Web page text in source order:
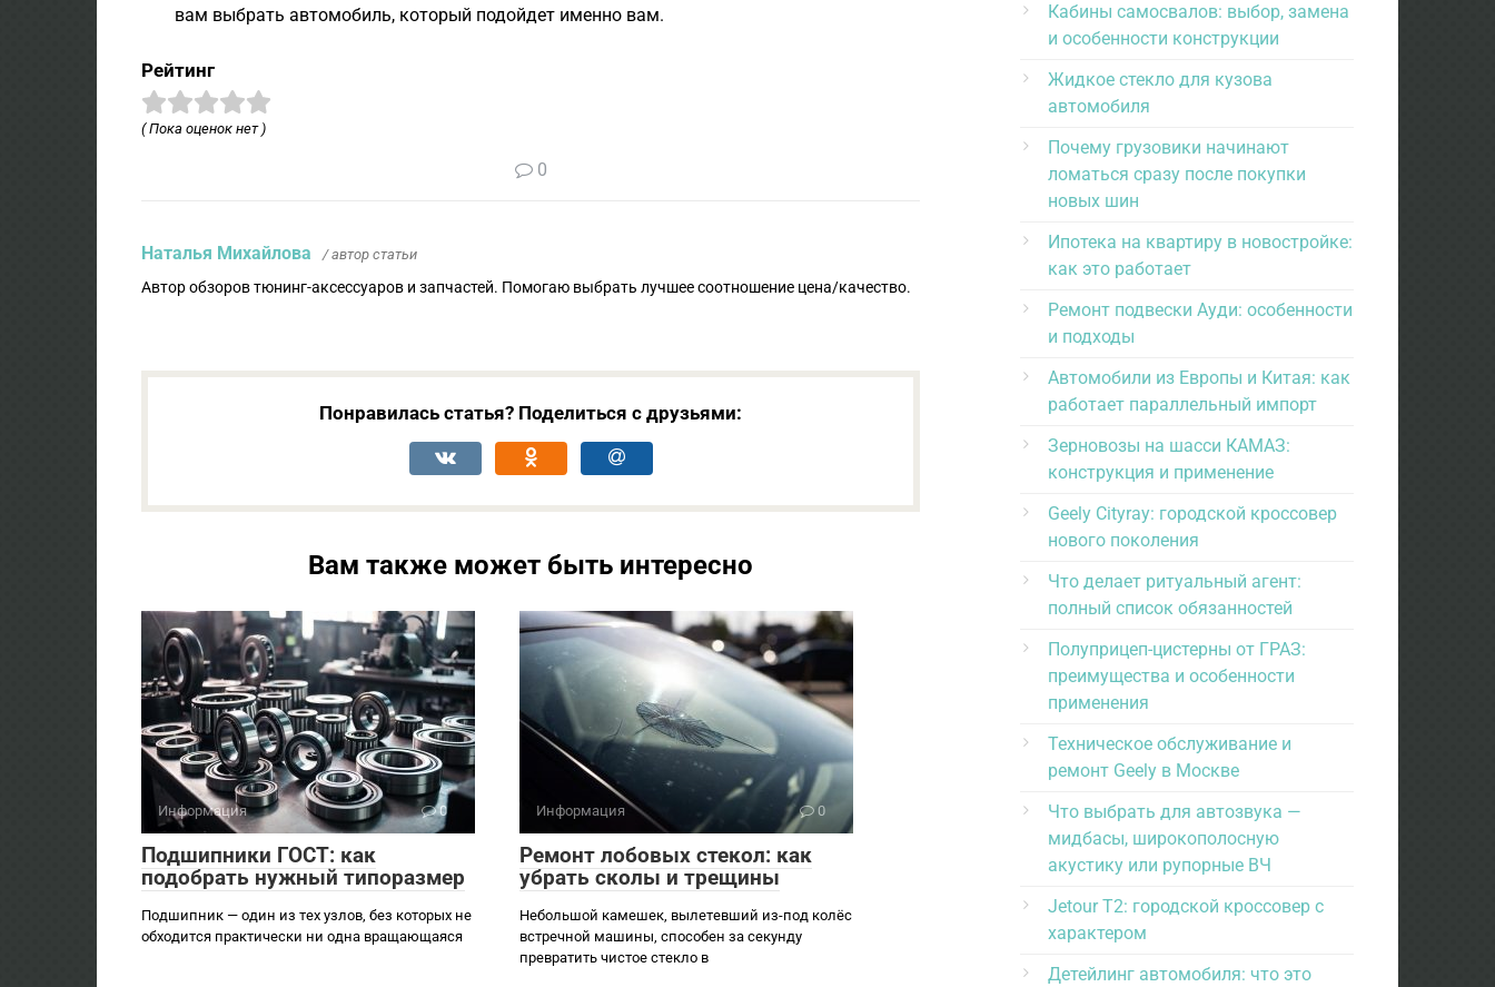
вам выбрать автомобиль, который подойдет именно вам.
Рейтинг
( Пока оценок нет )
0
Наталья Михайлова / автор статьи
Автор обзоров тюнинг-аксессуаров и запчастей. Помогаю выбрать лучшее соотношение цена/качество.
Понравилась статья? Поделиться с друзьями:
Вам также может быть интересно
Информация 0
Подшипники ГОСТ: как
подобрать нужный типоразмер
Подшипник — один из тех узлов, без которых не
обходится практически ни одна вращающаяся
Информация 0
Ремонт лобовых стекол: как
убрать сколы и трещины
Небольшой камешек, вылетевший из-под колёс
встречной машины, способен за секунду
превратить чистое стекло в
Кабины самосвалов: выбор, замена
и особенности конструкции
Жидкое стекло для кузова
автомобиля
Почему грузовики начинают
ломаться сразу после покупки
новых шин
Ипотека на квартиру в новостройке:
как это работает
Ремонт подвески Ауди: особенности
и подходы
Автомобили из Европы и Китая: как
работает параллельный импорт
Зерновозы на шасси КАМАЗ:
конструкция и применение
Geely Cityray: городской кроссовер
нового поколения
Что делает ритуальный агент:
полный список обязанностей
Полуприцеп-цистерны от ГРАЗ:
преимущества и особенности
применения
Техническое обслуживание и
ремонт Geely в Москве
Что выбрать для автозвука —
мидбасы, широкополосную
акустику или рупорные ВЧ
Jetour T2: городской кроссовер с
характером
Детейлинг автомобиля: что это